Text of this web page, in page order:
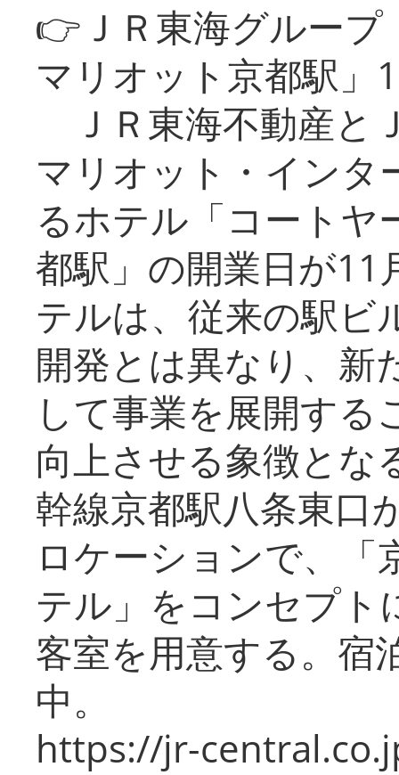
👉ＪＲ東海グルー
マリオット京都駅」
ＪＲ東海不動産と
マリオット・インタ
るホテル「コートヤ
都駅」の開業日が11
テルは、従来の駅ビ
開発とは異なり、新
して事業を展開する
向上させる象徴とな
幹線京都駅八条東口
ロケーションで、「
テル」をコンセプト
客室を用意する。宿
中。
https://jr-